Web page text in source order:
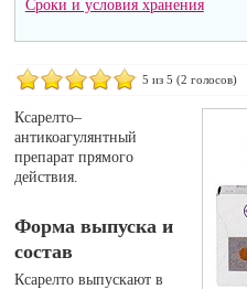
Сроки и условия хранения
5 из 5 (2 голосов)
Ксарелто–
антикоагулянтный
препарат прямого
действия.
Форма выпуска и
состав
Ксарелто выпускают в